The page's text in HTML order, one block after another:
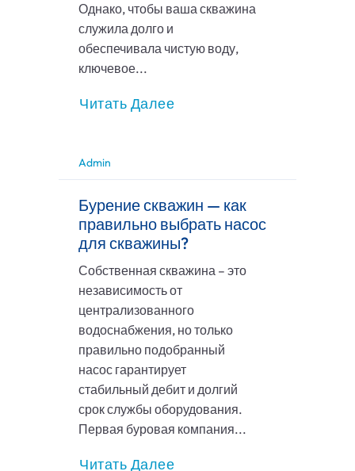
Однако, чтобы ваша скважина
служила долго и
обеспечивала чистую воду,
ключевое...
Читать Далее
Admin
Бурение скважин — как
правильно выбрать насос
для скважины?
Собственная скважина – это
независимость от
централизованного
водоснабжения, но только
правильно подобранный
насос гарантирует
стабильный дебит и долгий
срок службы оборудования.
Первая буровая компания...
Читать Далее